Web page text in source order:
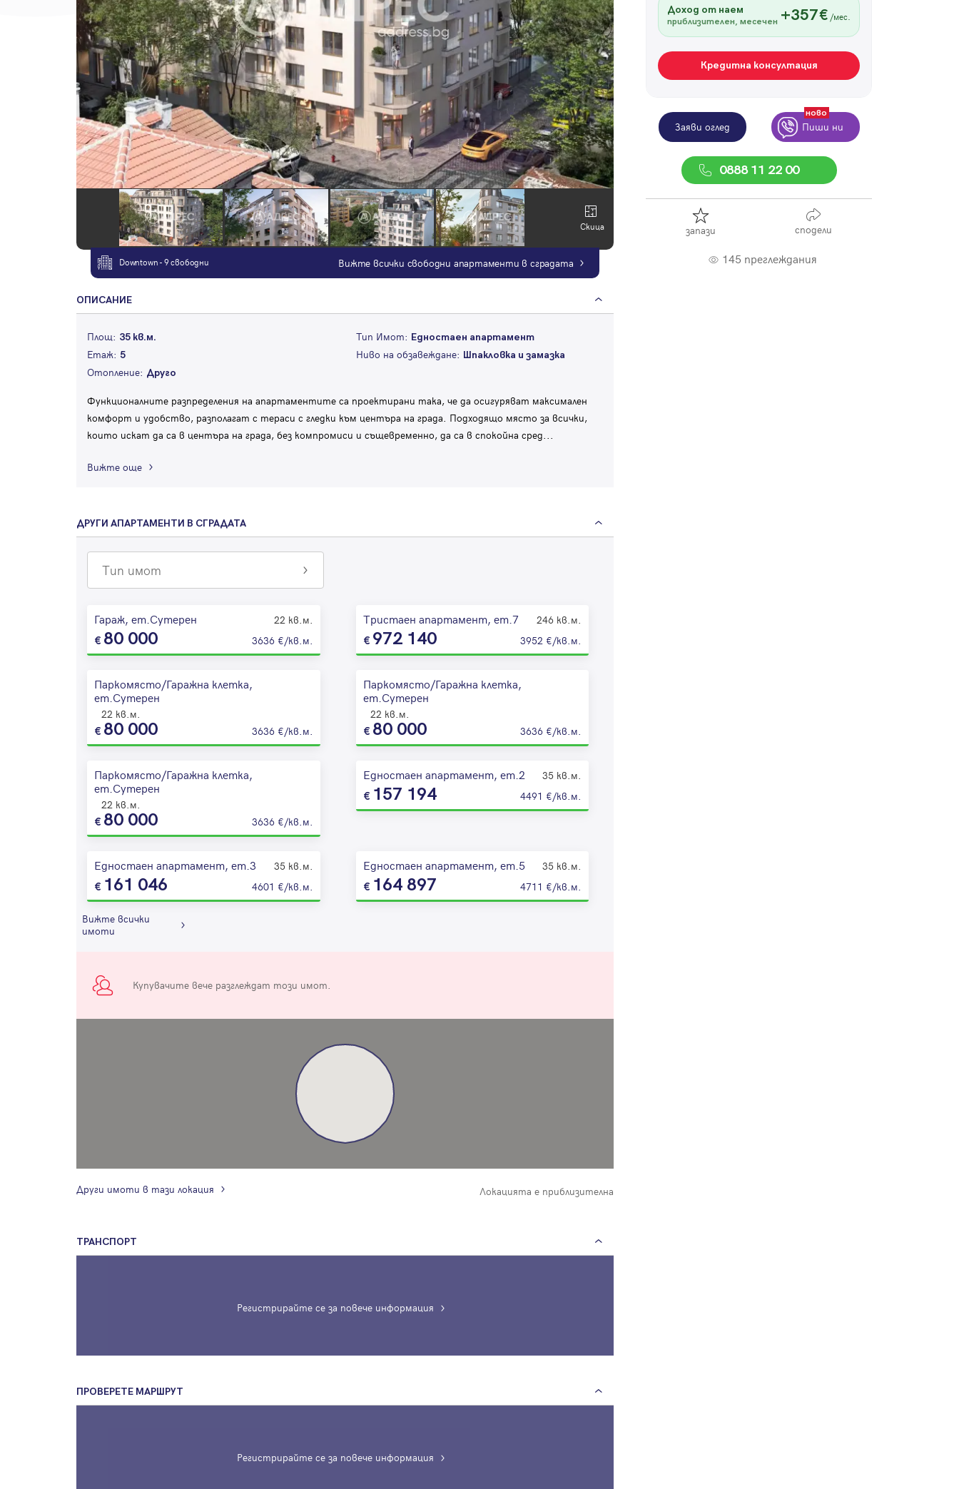
Скица
Downtown - 9 свободни Вижте всички свободни апартаменти в сградата
Доход от наем
приблизителен, месечен +357€ /мес.
Кредитна консултация
Заяви оглед Пиши ни
ново
0888 11 22 00
запази сподели
145 преглеждания
ОПИСАНИЕ
Площ: 35 кв.м. Тип Имот: Едностаен апартамент
Етаж: 5 Ниво на обзавеждане: Шпакловка и замазка
Отопление: Друго
Функционалните разпределения на апартаментите са проектирани така, че да осигуряват максимален
комфорт и удобство, разполагат с тераси с гледки към центъра на града. Подходящо място за всички,
които искат да са в центъра на града, без компромиси и същевременно, да са в спокойна сред...
Вижте още
ДРУГИ АПАРТАМЕНТИ В СГРАДАТА
Тип имот
Гараж, ет.Сутерен 22 кв.м.
80 000 3636 €/кв.м.
Тристаен апартамент, ет.7 246 кв.м.
972 140 3952 €/кв.м.
Паркомясто/Гаражна клетка,
ет.Сутерен
22 кв.м.
80 000 3636 €/кв.м.
Паркомясто/Гаражна клетка,
ет.Сутерен
22 кв.м.
80 000 3636 €/кв.м.
Паркомясто/Гаражна клетка,
ет.Сутерен
22 кв.м.
80 000 3636 €/кв.м.
Едностаен апартамент, ет.2 35 кв.м.
157 194 4491 €/кв.м.
Едностаен апартамент, ет.3 35 кв.м.
161 046 4601 €/кв.м.
Едностаен апартамент, ет.5 35 кв.м.
164 897 4711 €/кв.м.
Вижте всички
имоти
Купувачите вече разглеждат този имот.
Локацията е приблизителна
Други имоти в тази локация
ТРАНСПОРТ
Регистрирайте се за повече информация
ПРОВЕРЕТЕ МАРШРУТ
Регистрирайте се за повече информация
Успех!
Влезте с профила си, за да разгледате повече снимки и да получите
по-подробна информация.
Продължи с Facebook
или влезте с имейл
Имейл
Вход с имейл